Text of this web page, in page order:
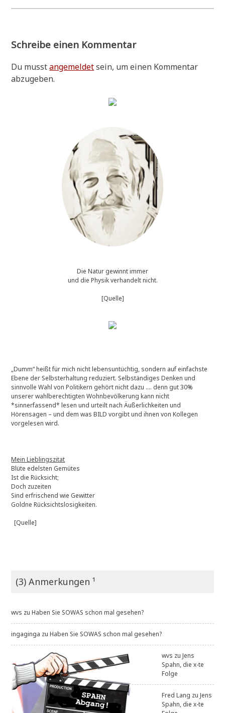
Schreibe einen Kommentar
Du musstangemeldetsein, um einen Kommentar
abzugeben.
Die Natur gewinnt immer
und die Physik verhandelt nicht.
[Quelle]
„Dumm“ heißt für mich nicht lebensuntüchtig, sondern auf einfachste
Ebene der Selbsterhaltung reduziert. Selbständiges Denken und
sinnvolle Wahl von Politikern gehört nicht dazu …. denn gut 30%
unserer wahlberechtigten Wohnbevölkerung kann nicht
*sinnerfassend* lesen und urteilt nach Äußerlichkeiten und
Hörensagen – und dem was BILD vorgibt und ihnen von Kollegen
vorgelesen wird.
Mein Lieblingszitat
Blüte edelsten Gemütes
Ist die Rücksicht;
Doch zuzeiten
Sind erfrischend wie Gewitter
Goldne Rücksichtslosigkeiten.
[Quelle]
(3) Anmerkungen ¹
wvs zuHaben Sie SOWAS schon mal gesehen?
ingaginga zuHaben Sie SOWAS schon mal gesehen?
wvs zuJens
Spahn, die x-te
Folge
Fred Lang zuJens
Spahn, die x-te